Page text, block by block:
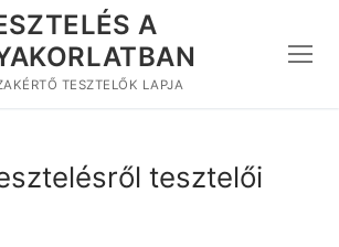
A
TESZTELŐK LAPJA
tesztelői